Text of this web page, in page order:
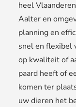
heel
Aalter en
planning en
snel en flexibel
op kwaliteit of
paard heeft of
komen ter
uw dieren het